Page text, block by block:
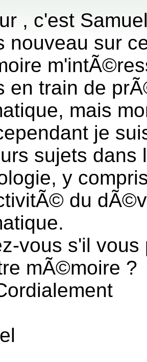
, c'est
nouveau sur
en train de
mais
je
sujets dans
y
du
vous s'il
mÃ©moire ?